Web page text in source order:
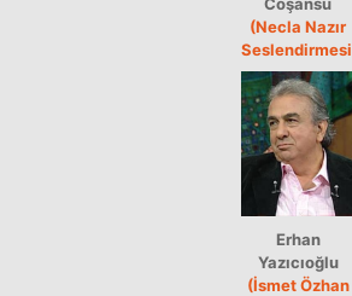
(Necla Nazır
Erhan
Yazıcıoğlu
(İsmet Özhan